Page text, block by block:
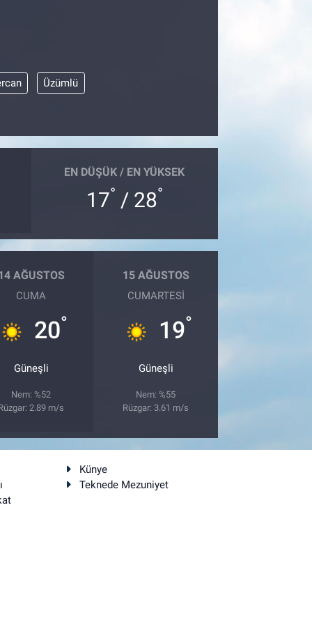
Üzümlü
EN DÜŞÜK / EN YÜKSEK
17° / 28°
AĞUSTOS
CUMA
20°
Güneşli
Nem: %52
2.89 m/s
15 AĞUSTOS
CUMARTESI
19°
Güneşli
Nem: %55
Rüzgar: 3.61 m/s
Künye
Teknede Mezuniyet